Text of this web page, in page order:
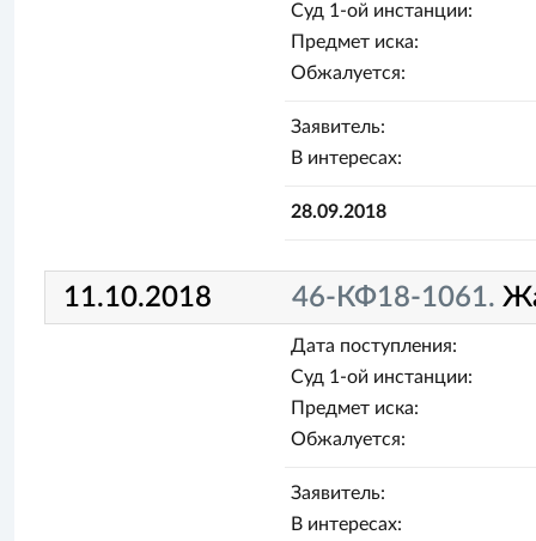
Суд 1-ой инстанции:
Предмет иска:
Обжалуется:
Заявитель:
В интересах:
28.09.2018
11.10.2018 46-КФ18-1061.
Дата поступления:
Суд 1-ой инстанции:
Предмет иска:
Обжалуется:
Заявитель:
В интересах: